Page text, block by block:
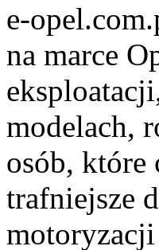
e-
na marce
modelach,
osób, które
trafniejsze
motoryzacji